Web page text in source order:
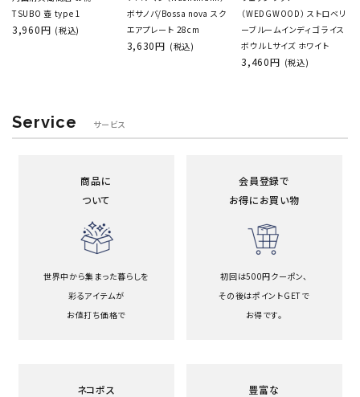
TSUBO 壺 type 1
3,960円 (税込)
ボサノバ/Bossa nova スク
エアプレート 28cm
3,630円 (税込)
（WEDGWOOD） ストロベリ
ーブルームインディゴ ライス
ボウル Lサイズ ホワイト
3,460円 (税込)
Service サービス
商品に
ついて
世界中から集まった暮らしを
彩るアイテムが
お値打ち価格で
会員登録で
お得にお買い物
初回は500円クーポン、
その後はポイントGETで
お得です。
ネコポス
豊富な